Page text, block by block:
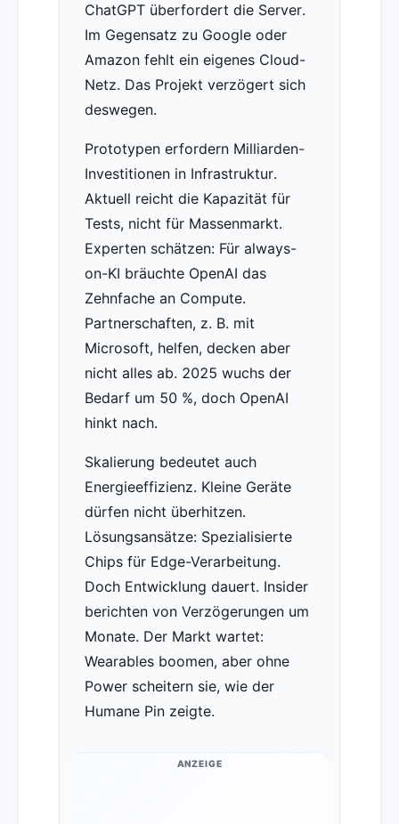
ChatGPT überfordert die Server.
Im Gegensatz zu Google oder
Amazon fehlt ein eigenes Cloud-
Netz. Das Projekt verzögert sich
deswegen.
Prototypen erfordern Milliarden-
Investitionen in Infrastruktur.
Aktuell reicht die Kapazität für
Tests, nicht für Massenmarkt.
Experten schätzen: Für always-
on-KI bräuchte OpenAI das
Zehnfache an Compute.
Partnerschaften, z. B. mit
Microsoft, helfen, decken aber
nicht alles ab. 2025 wuchs der
Bedarf um 50 %, doch OpenAI
hinkt nach.
Skalierung bedeutet auch
Energieeffizienz. Kleine Geräte
dürfen nicht überhitzen.
Lösungsansätze: Spezialisierte
Chips für Edge-Verarbeitung.
Doch Entwicklung dauert. Insider
berichten von Verzögerungen um
Monate. Der Markt wartet:
Wearables boomen, aber ohne
Power scheitern sie, wie der
Humane Pin zeigte.
ANZEIGE